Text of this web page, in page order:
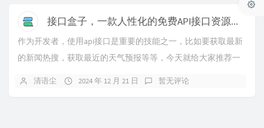
接口盒子，一款人性化的免费API接口资源平台
作为开发者，使用api接口是重要的技能之一，比如要获取最新
的新闻热搜，获取最近的天气预报等等，今天就给大家推荐一
清语尘 2024 年 12 月 21 日 暂无评论